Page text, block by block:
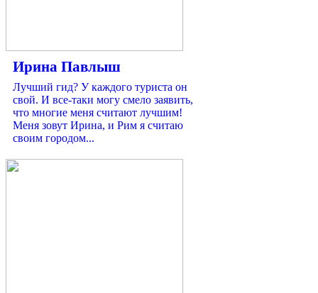
Ирина Павлыш
Лучший гид? У каждого туриста он
свой. И все-таки могу смело заявить,
что многие меня считают лучшим!
Меня зовут Ирина, и Рим я считаю
своим городом...